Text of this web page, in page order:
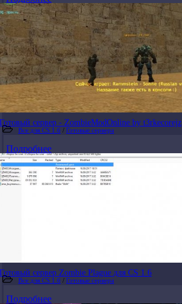
Готовый сервер - ZombieModOnline by t3rkecorejz
Все для CS 1.6 / Готовые сервера
Подробнее
Готовый сервер Zombie Plague для CS 1.6
Все для CS 1.6 / Готовые сервера
Подробнее